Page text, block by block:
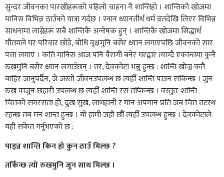
सुन्दर जीवनका पारखीहरूको पहिलो चाहना नै शान्तिहो । शान्तिको खोजमा
मानिस विभिन्न ठाउँको यात्रा गर्दछ । स्नान ध्यानतीर्थ धर्म व्रतदेखि लिएर विभिन्न
साधनामा लाग्नेहरू सबै शान्तिकै अन्वेषक हुन् । शान्तिकै खोजमा सिद्धार्थ
गौतमले घर परिवार छोडे, बोधि वृक्षमुनि बसेर ध्यान लगाएपछि जीवनको सार
पत्ता लगाए । कति मानिस आज पनि वैरागी बनेर घरद्वार त्याग्दै एकान्तमा कुनै
रुखमुनि बसेर ध्यान लगाउँछन् । तर, देवकोटा भन्नु हुन्छ : शान्ति खोज्न कतै
बाहिर जानुपर्दैन, जे जस्तो जीवनउपलब्ध छ त्यहीँ शान्ति पाउन सकिन्छ । जुन
रुख वाजुन छहारी उपलब्ध छ त्यहीँ शान्ति रस तप्किन्छ । वस्तुतः शान्ति
चित्तको समरसता हो, दुख सुख, लाभहानी र मान अपमान प्रति जब चित्त तटस्थ
रहन्छ तब मन शान्त हुन्छ । यो हामी जहाँ छौँ त्यहीँ उपलब्ध हुन्छ । देवकोटाले
यही संकेत गर्नुभएको छ :
पाइन्न शान्ति किन हो कुन ठाउँ मिल्छ ?
तर्किन्छ त्यो रुखमुनि जुन साथ मिल्छ ।